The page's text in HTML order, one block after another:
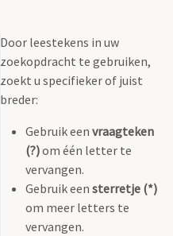
Door leestekens in uw
zoekopdracht te gebruiken,
zoekt u specifieker of juist
breder:
Gebruik een vraagteken
(?)om één letter te
vervangen.
Gebruik een sterretje (*)
om meer letters te
vervangen.